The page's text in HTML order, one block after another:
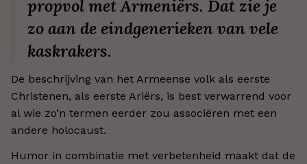
propvol met Armeniërs. Dat zie je
zo aan de eindgenerieken van vele
kaskrakers.
De beschrijving van het Armeense volk als eerste
Christenen, als eerste Ariërs, is best verwarrend voor
al wie zo’n termen eerder zou associëren met een
andere holocaust.
Humor in combinatie met verbetenheid maakt dat de